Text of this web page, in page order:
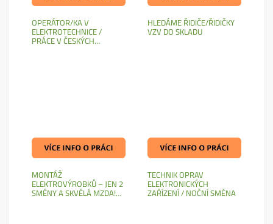
OPERÁTOR/KA V
ELEKTROTECHNICE /
PRÁCE V ČESKÝCH…
HLEDÁME ŘIDIČE/ŘIDIČKY
VZV DO SKLADU
MONTÁŽ
ELEKTROVÝROBKŮ – JEN 2
SMĚNY A SKVĚLÁ MZDA!…
TECHNIK OPRAV
ELEKTRONICKÝCH
ZAŘÍZENÍ / NOČNÍ SMĚNA